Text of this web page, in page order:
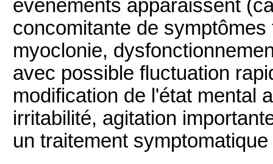
évènements apparaissent
concomitante de
myoclonie,
avec possible fluctuation
modification de l'état mental
irritabilité, agitation
un traitement